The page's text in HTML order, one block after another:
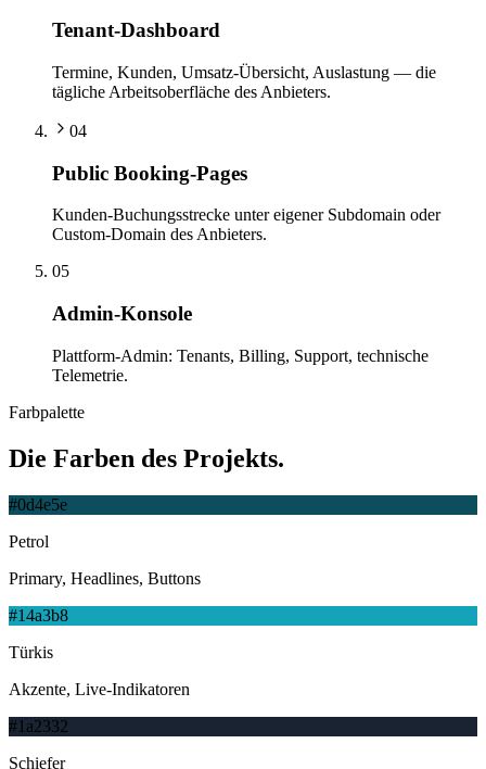
Tenant-Dashboard
Termine, Kunden, Umsatz-Übersicht, Auslastung — die
tägliche Arbeitsoberfläche des Anbieters.
04
Public Booking-Pages
Kunden-Buchungsstrecke unter eigener Subdomain oder
Custom-Domain des Anbieters.
05
Admin-Konsole
Plattform-Admin: Tenants, Billing, Support, technische
Telemetrie.
Farbpalette
Die Farben des Projekts.
#0d4e5e
Petrol
Primary, Headlines, Buttons
#14a3b8
Türkis
Akzente, Live-Indikatoren
#1a2332
Schiefer